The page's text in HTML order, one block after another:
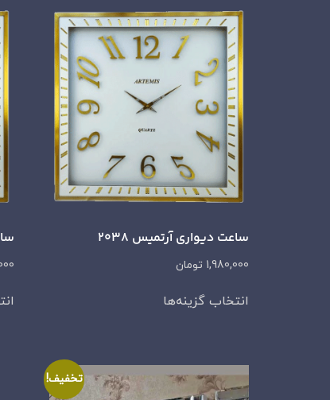
ساعت دیواری آرتمیس 2038
1,980,000 تومان
انتخاب گزینه‌ها
تخفیف!